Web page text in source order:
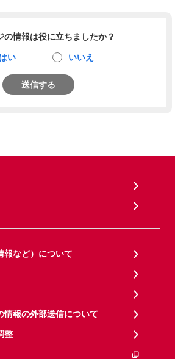
の情報は役に立ちましたか？
はい いいえ
送信する
報など）について
情報の外部送信について
整